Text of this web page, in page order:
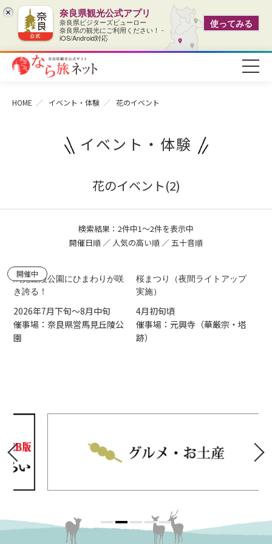
× 奈良県観光公式アプリ
奈良県ビジターズビューロー
奈良県の観光にご利用ください！ -
iOS/Android対応
使ってみる
HOME イベント・体験 花のイベント
イベント・体験
花のイベント(2)
検索結果：2件中1～2件を表示中
開催日順／ 人気の高い順 ／五十音順
開催中
馬見丘陵公園にひまわりが咲
き誇る！
2026年7月下旬～8月中旬
催事場：奈良県営馬見丘陵公
園
桜まつり（夜間ライトアップ
実施）
4月初旬頃
催事場：元興寺（華厳宗・塔
跡）